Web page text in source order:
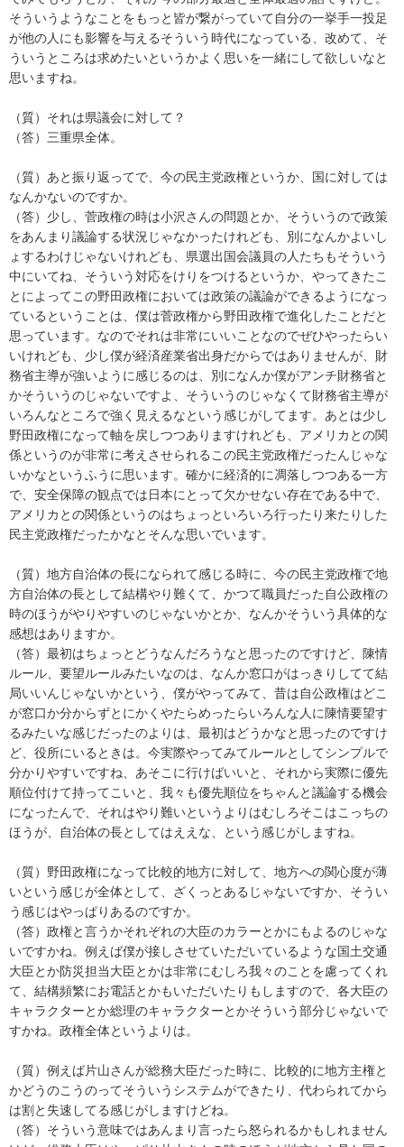
そういうようなことをもっと皆が繋がっていて自分の一挙手一投足
が他の人にも影響を与えるそういう時代になっている、改めて、そ
ういうところは求めたいというかよく思いを一緒にして欲しいなと
思いますね。
（質）それは県議会に対して？
（答）三重県全体。
（質）あと振り返ってで、今の民主党政権というか、国に対しては
なんかないのですか。
（答）少し、菅政権の時は小沢さんの問題とか、そういうので政策
をあんまり議論する状況じゃなかったけれども、別になんかよいし
ょするわけじゃないけれども、県選出国会議員の人たちもそういう
中にいてね、そういう対応をけりをつけるというか、やってきたこ
とによってこの野田政権においては政策の議論ができるようになっ
ているということは、僕は菅政権から野田政権で進化したことだと
思っています。なのでそれは非常にいいことなのでぜひやったらい
いけれども、少し僕が経済産業省出身だからではありませんが、財
務省主導が強いように感じるのは、別になんか僕がアンチ財務省と
かそういうのじゃないですよ、そういうのじゃなくて財務省主導が
いろんなところで強く見えるなという感じがしてます。あとは少し
野田政権になって軸を戻しつつありますけれども、アメリカとの関
係というのが非常に考えさせられるこの民主党政権だったんじゃな
いかなというふうに思います。確かに経済的に凋落しつつある一方
で、安全保障の観点では日本にとって欠かせない存在である中で、
アメリカとの関係というのはちょっといろいろ行ったり来たりした
民主党政権だったかなとそんな思いでいます。
（質）地方自治体の長になられて感じる時に、今の民主党政権で地
方自治体の長として結構やり難くて、かつて職員だった自公政権の
時のほうがやりやすいのじゃないかとか、なんかそういう具体的な
感想はありますか。
（答）最初はちょっとどうなんだろうなと思ったのですけど、陳情
ルール、要望ルールみたいなのは、なんか窓口がはっきりしてて結
局いいんじゃないかという、僕がやってみて、昔は自公政権はどこ
が窓口か分からずとにかくやたらめったらいろんな人に陳情要望す
るみたいな感じだったのよりは、最初はどうかなと思ったのですけ
ど、役所にいるときは。今実際やってみてルールとしてシンプルで
分かりやすいですね、あそこに行けばいいと、それから実際に優先
順位付けて持ってこいと、我々も優先順位をちゃんと議論する機会
になったんで、それはやり難いというよりはむしろそこはこっちの
ほうが、自治体の長としてはええな、という感じがしますね。
（質）野田政権になって比較的地方に対して、地方への関心度が薄
いという感じが全体として、ざくっとあるじゃないですか、そうい
う感じはやっぱりあるのですか。
（答）政権と言うかそれぞれの大臣のカラーとかにもよるのじゃな
いですかね。例えば僕が接しさせていただいているような国土交通
大臣とか防災担当大臣とかは非常にむしろ我々のことを慮ってくれ
て、結構頻繁にお電話とかもいただいたりもしますので、各大臣の
キャラクターとか総理のキャラクターとかそういう部分じゃないで
すかね。政権全体というよりは。
（質）例えば片山さんが総務大臣だった時に、比較的に地方主権と
かどうのこうのってそういうシステムができたり、代わられてから
は割と失速してる感じがしますけどね。
（答）そういう意味ではあんまり言ったら怒られるかもしれません